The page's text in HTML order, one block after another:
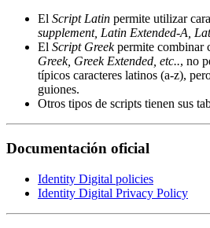
El Script Latin permite utilizar
supplement, Latin Extended-A,
El Script Greekpermite combinar
Greek, Greek Extended, etc.., no
típicos caracteres latinos (a-z),
guiones.
Otros tipos de scripts tienen sus
Documentación oficial
Identity Digital policies
Identity Digital Privacy Policy